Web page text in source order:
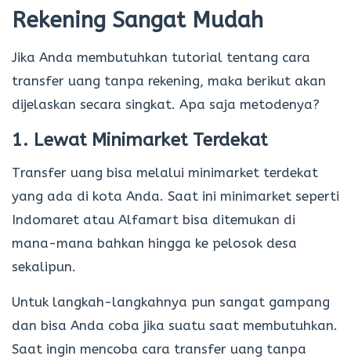
Rekening Sangat Mudah
Jika Anda membutuhkan tutorial tentang cara
transfer uang tanpa rekening, maka berikut akan
dijelaskan secara singkat. Apa saja metodenya?
1. Lewat Minimarket Terdekat
Transfer uang bisa melalui minimarket terdekat
yang ada di kota Anda. Saat ini minimarket seperti
Indomaret atau Alfamart bisa ditemukan di
mana-mana bahkan hingga ke pelosok desa
sekalipun.
Untuk langkah-langkahnya pun sangat gampang
dan bisa Anda coba jika suatu saat membutuhkan.
Saat ingin mencoba cara transfer uang tanpa